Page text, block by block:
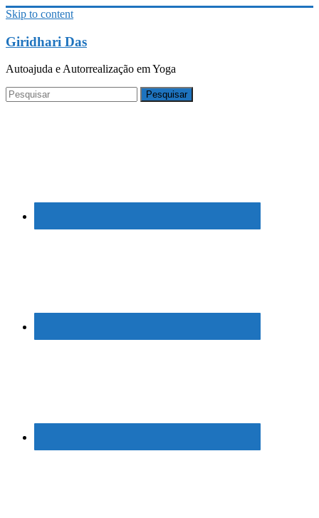
Skip to content
Giridhari Das
Autoajuda e Autorrealização em Yoga